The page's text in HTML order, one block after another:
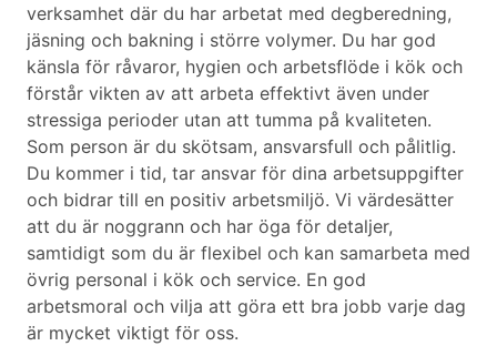
verksamhet där du har arbetat med degberedning,
jäsning och bakning i större volymer. Du har god
känsla för råvaror, hygien och arbetsflöde i kök och
förstår vikten av att arbeta effektivt även under
stressiga perioder utan att tumma på kvaliteten.
Som person är du skötsam, ansvarsfull och pålitlig.
Du kommer i tid, tar ansvar för dina arbetsuppgifter
och bidrar till en positiv arbetsmiljö. Vi värdesätter
att du är noggrann och har öga för detaljer,
samtidigt som du är flexibel och kan samarbeta med
övrig personal i kök och service. En god
arbetsmoral och vilja att göra ett bra jobb varje dag
är mycket viktigt för oss.